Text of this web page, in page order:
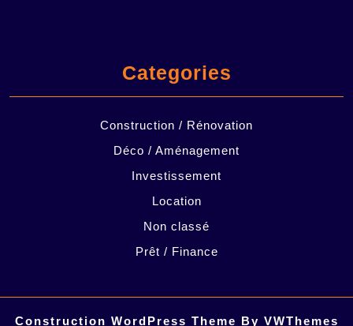
Categories
Construction / Rénovation
Déco / Aménagement
Investissement
Location
Non classé
Prêt / Finance
Construction WordPress Theme By VWThemes